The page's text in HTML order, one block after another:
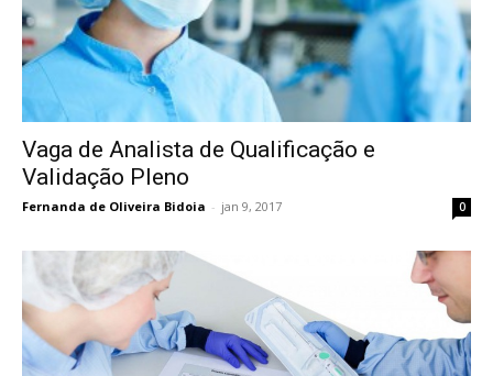
Vaga de Analista de Qualificação e
Validação Pleno
Fernanda de Oliveira Bidoia - jan 9, 2017 0